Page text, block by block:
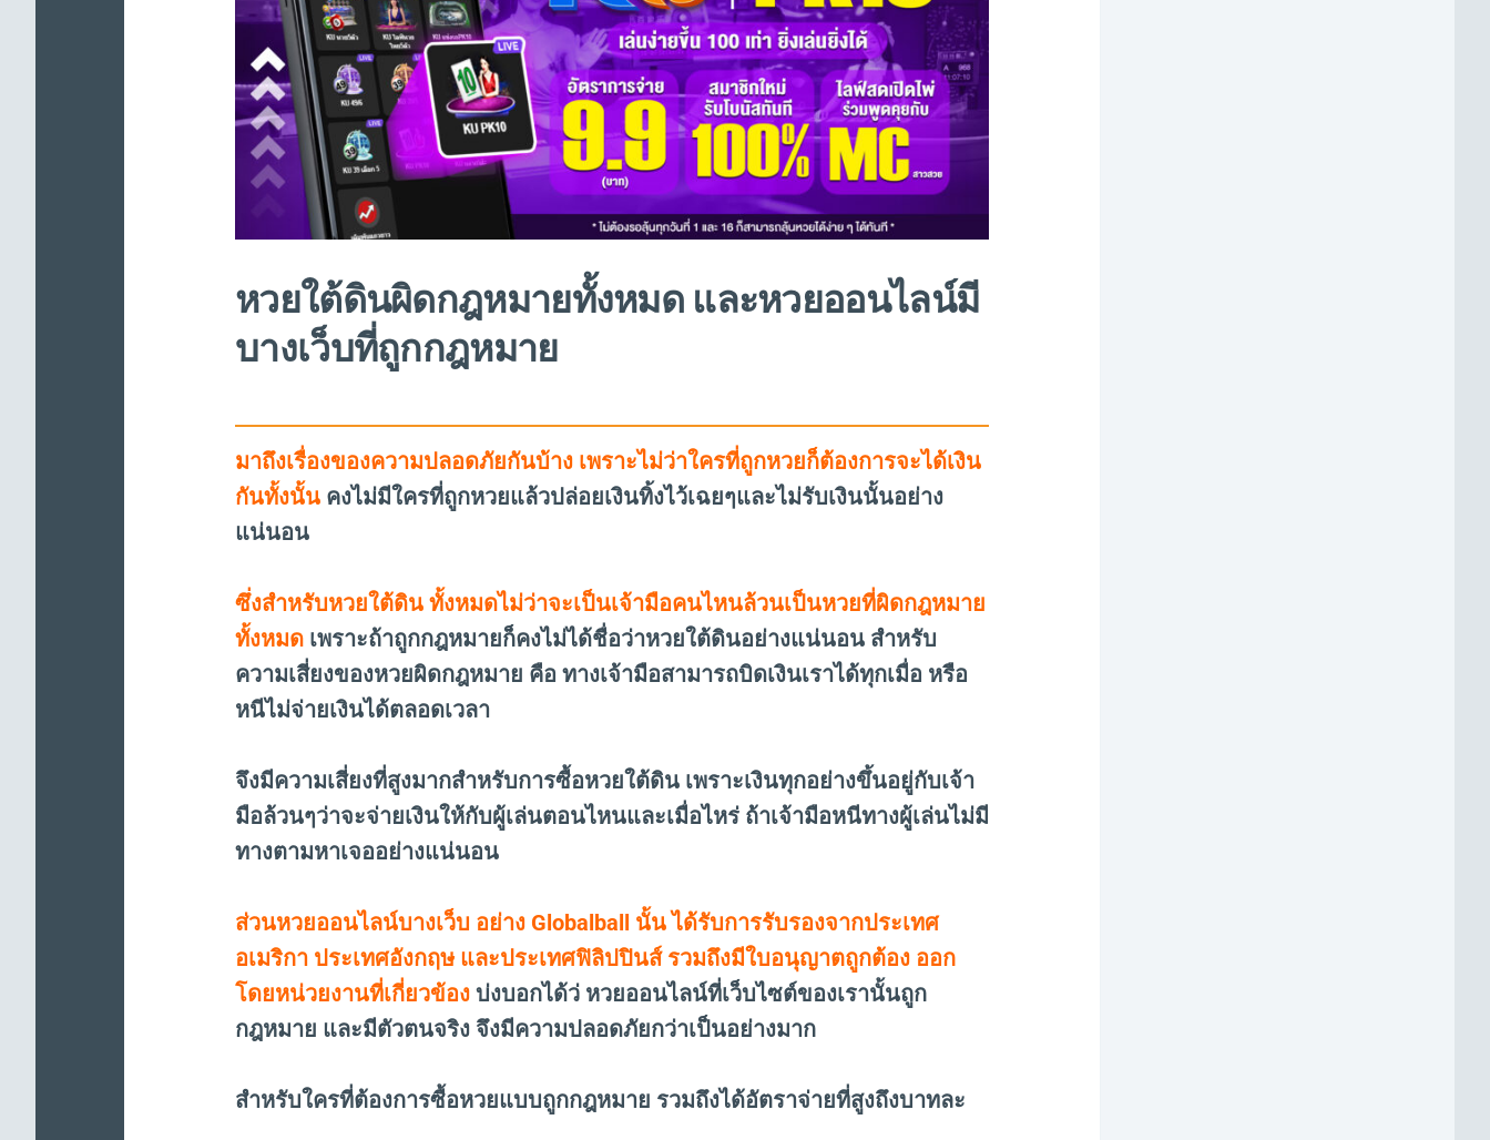
หวยใต้ดินผิดกฎหมายทั้งหมด และหวยออนไลน์มี
บางเว็บที่ถูกกฎหมาย
มาถึงเรื่องของความปลอดภัยกันบ้าง เพราะไม่ว่าใครที่ถูกหวยก็ต้องการจะได้เงิน
กันทั้งนั้น คงไม่มีใครที่ถูกหวยแล้วปล่อยเงินทิ้งไว้เฉยๆและไม่รับเงินนั้นอย่าง
แน่นอน
ซึ่งสำหรับหวยใต้ดิน ทั้งหมดไม่ว่าจะเป็นเจ้ามือคนไหนล้วนเป็นหวยที่ผิดกฎหมาย
ทั้งหมด เพราะถ้าถูกกฎหมายก็คงไม่ได้ชื่อว่าหวยใต้ดินอย่างแน่นอน สำหรับ
ความเสี่ยงของหวยผิดกฎหมาย คือ ทางเจ้ามือสามารถบิดเงินเราได้ทุกเมื่อ หรือ
หนีไม่จ่ายเงินได้ตลอดเวลา
จึงมีความเสี่ยงที่สูงมากสำหรับการซื้อหวยใต้ดิน เพราะเงินทุกอย่างขึ้นอยู่กับเจ้า
มือล้วนๆว่าจะจ่ายเงินให้กับผู้เล่นตอนไหนและเมื่อไหร่ ถ้าเจ้ามือหนีทางผู้เล่นไม่มี
ทางตามหาเจออย่างแน่นอน
ส่วนหวยออนไลน์บางเว็บ อย่าง Globalball นั้น ได้รับการรับรองจากประเทศ
อเมริกา ประเทศอังกฤษ และประเทศฟิลิปปินส์ รวมถึงมีใบอนุญาตถูกต้อง ออก
โดยหน่วยงานที่เกี่ยวข้อง บ่งบอกได้ว่ หวยออนไลน์ที่เว็บไซต์ของเรานั้นถูก
กฎหมาย และมีตัวตนจริง จึงมีความปลอดภัยกว่าเป็นอย่างมาก
สำหรับใครที่ต้องการซื้อหวยแบบถูกกฎหมาย รวมถึงได้อัตราจ่ายที่สูงถึงบาทละ